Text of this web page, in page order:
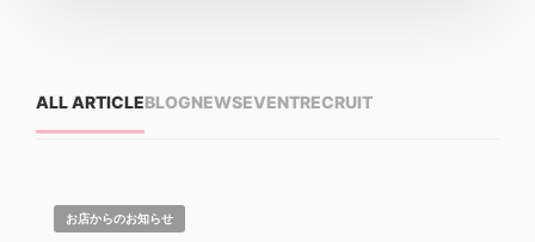
ALL ARTICLEBLOGNEWSEVENTRECRUIT
お店からのお知らせ